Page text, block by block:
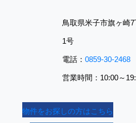
鳥取県米子市旗ヶ崎
1号
電話：0859-30-2468
営業時間：10:00～
物件をお探しの方はこちら